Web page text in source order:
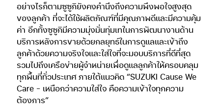
อย่างไรก็ตามซูซูกิยังคงคำนึงถึงความพึงพอใจสูงสุด
ของลูกค้า ที่จะได้ใช้ผลิตภัณฑ์ที่มีคุณภาพดีและมีความคุ้ม
ค่า อีกทั้งซูซูกิมีความมุ่งมั่นทุ่มเทในการพัฒนางานด้าน
บริการหลังการขายด้วยกลยุทธ์ในการดูแลและเข้าถึง
ลูกค้าด้วยความจริงใจและใส่ใจที่จะมอบบริการที่ดีที่สุด
รวมไปถึงเครือข่ายผู้จำหน่ายเพื่อดูแลลูกค้าให้ครอบคลุม
ทุกพื้นที่ทั่วประเทศ ภายใต้แนวคิด “SUZUKI Cause We
Care – เหนือกว่าความใส่ใจ คือความเข้าใจทุกความ
ต้องการ”